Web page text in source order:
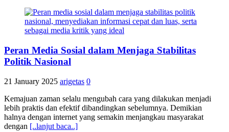
Peran Media Sosial dalam Menjaga Stabilitas
Politik Nasional
21 January 2025 arigetas 0
Kemajuan zaman selalu mengubah cara yang dilakukan menjadi
lebih praktis dan efektif dibandingkan sebelumnya. Demikian
halnya dengan internet yang semakin menjangkau masyarakat
dengan [..lanjut baca..]